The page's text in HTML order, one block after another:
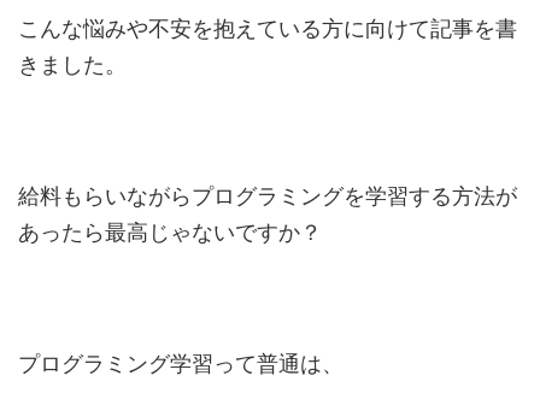
こんな悩みや不安を抱えている方に向けて記事を書
きました。
給料もらいながらプログラミングを学習する方法が
あったら最高じゃないですか？
プログラミング学習って普通は、